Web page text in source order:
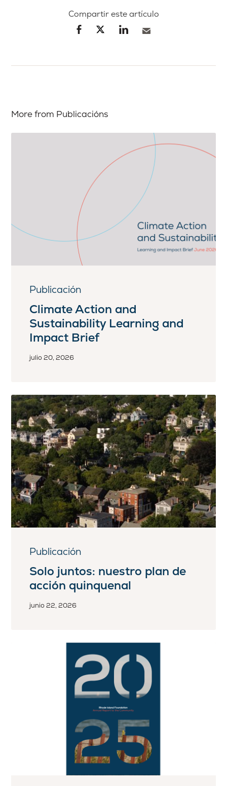
Compartir este artículo
More from Publicacións
Publicación
Climate Action and
Sustainability Learning and
Impact Brief
julio 20, 2026
Publicación
Solo juntos: nuestro plan de
acción quinquenal
junio 22, 2026